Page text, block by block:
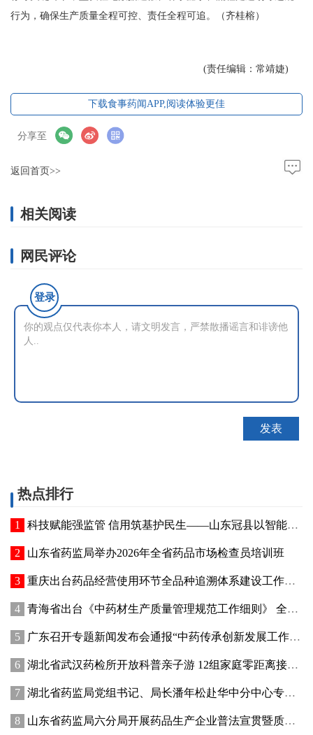
行为，确保生产质量全程可控、责任全程可追。（齐桂榕）
(责任编辑：常靖婕)
下载食事药闻APP,阅读体验更佳
分享至
返回首页>>
相关阅读
网民评论
登录
热点排行
科技赋能强监管 信用筑基护民生——山东冠县以智能管控提质“两定机构”医保服务能力
山东省药监局举办2026年全省药品市场检查员培训班
重庆出台药品经营使用环节全品种追溯体系建设工作方案
青海省出台《中药材生产质量管理规范工作细则》 全面强化中药材质量源头管控
广东召开专题新闻发布会通报“中药传承创新发展工作成效”
湖北省武汉药检所开放科普亲子游 12组家庭零距离接触药品检验
湖北省药监局党组书记、局长潘年松赴华中分中心专题调研全面从严治党工作 强调以高质量党建引领药监事业行稳致远
山东省药监局六分局开展药品生产企业普法宣贯暨质量管理提升座谈交流活动